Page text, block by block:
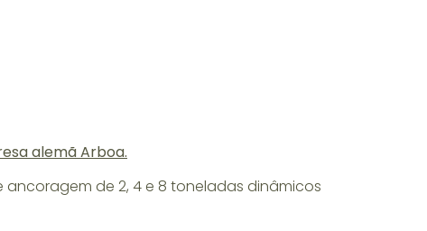
alemã Arboa.
de 2, 4 e 8 toneladas dinâmicos